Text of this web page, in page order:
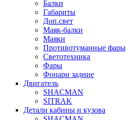
Балки
Габариты
Доп.свет
Маяк-балки
Маяки
Противотуманные фары
Светотехника
Фары
Фонари задние
Двигатель
SHACMAN
SITRAK
Детали кабины и кузова